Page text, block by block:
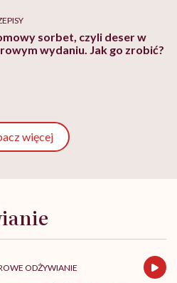
sorbet, czyli deser w
wydaniu. Jak go zrobić?
więcej
ODŻYWIANIE